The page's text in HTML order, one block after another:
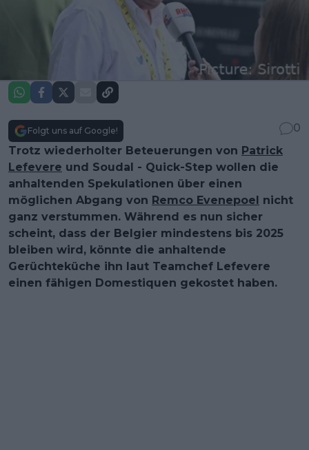
Folgt uns auf Google!
0
Trotz wiederholter Beteuerungen von Patrick
Lefevere und Soudal - Quick-Step wollen die
anhaltenden Spekulationen über einen
möglichen Abgang von Remco Evenepoel nicht
ganz verstummen. Während es nun sicher
scheint, dass der Belgier mindestens bis 2025
bleiben wird, könnte die anhaltende
Gerüchteküche ihn laut Teamchef Lefevere
einen fähigen Domestiquen gekostet haben.